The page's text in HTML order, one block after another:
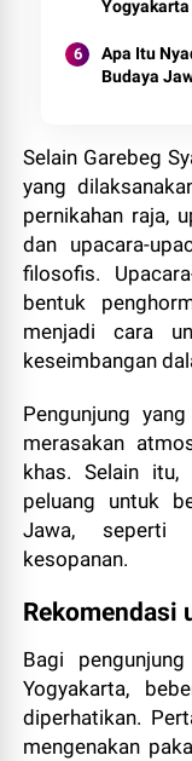
Yogyakarta
Apa Itu
Budaya
Selain Garebeg
yang
pernikahan raja,
dan upacara-
filosofis.
bentuk
menjadi cara
keseimbangan
Pengunjung
merasakan
khas. Selain itu,
peluang untuk
Jawa, seperti
kesopanan.
Rekomendasi
Bagi
Yogyakarta,
diperhatikan.
mengenakan